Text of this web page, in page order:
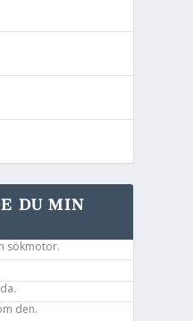
DU MIN
sökmotor.
den.